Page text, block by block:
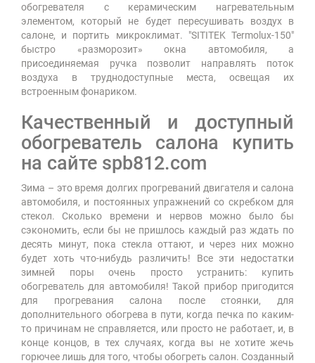
обогревателя с керамическим нагревательным
элементом, который не будет пересушивать воздух в
салоне, и портить микроклимат. "SITITEK Termolux-150"
быстро «разморозит» окна автомобиля, а
присоединяемая ручка позволит направлять поток
воздуха в труднодоступные места, освещая их
встроенным фонариком.
Качественный и доступный
обогреватель салона купить
на сайте spb812.com
Зима – это время долгих прогреваний двигателя и салона
автомобиля, и постоянных упражнений со скребком для
стекол. Сколько времени и нервов можно было бы
сэкономить, если бы не пришлось каждый раз ждать по
десять минут, пока стекла оттают, и через них можно
будет хоть что-нибудь различить! Все эти недостатки
зимней поры очень просто устранить: купить
обогреватель для автомобиля! Такой прибор пригодится
для прогревания салона после стоянки, для
дополнительного обогрева в пути, когда печка по каким-
то причинам не справляется, или просто не работает, и, в
конце концов, в тех случаях, когда вы не хотите жечь
горючее лишь для того, чтобы обогреть салон. Созданный